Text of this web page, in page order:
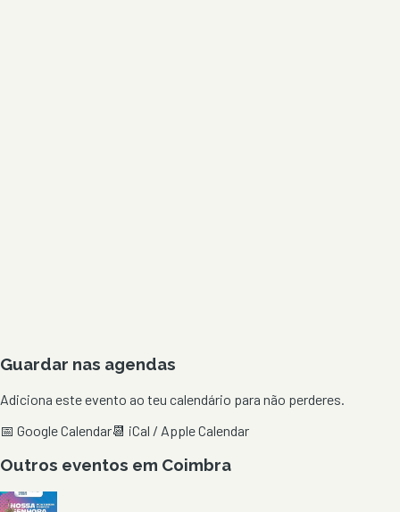
Guardar nas agendas
Adiciona este evento ao teu calendário para não perderes.
📅 Google Calendar📆 iCal / Apple Calendar
Outros eventos em Coimbra